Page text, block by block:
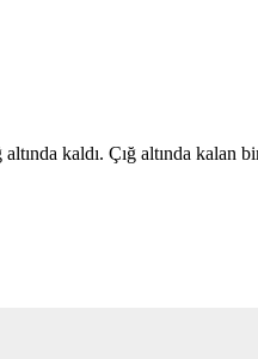
kaldı. Çığ altında kalan